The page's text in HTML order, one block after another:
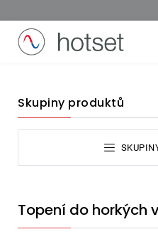
Skupiny produktů
Topení do horkých